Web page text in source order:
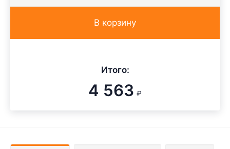
В корзину
Итого:
4 563 ₽